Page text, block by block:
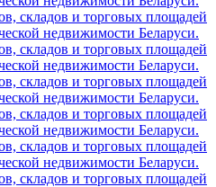
складов и торговых площадей
недвижимости Беларуси.
складов и торговых площадей
недвижимости Беларуси.
складов и торговых площадей
недвижимости Беларуси.
складов и торговых площадей
недвижимости Беларуси.
складов и торговых площадей
недвижимости Беларуси.
складов и торговых площадей